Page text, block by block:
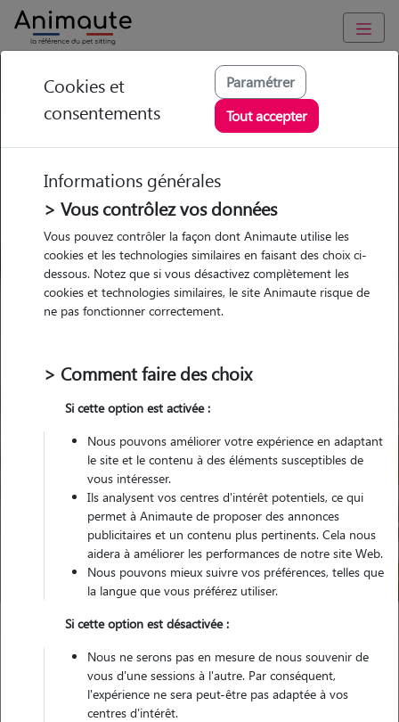
GARDE ANIMAUX à Saint-Chamas : Garde chien et chat en
famille ou à domicile, visites et promenades
Trouvez une garde animaux à
Saint-Chamas
Parmi nos 4 pet-sitters à Saint-
Chamas
Pour quel animal ?
Trouver mon Pet Sitter
Bouches-du-Rhône
Saint-Chamas
Cookies et
consentements
Paramétrer
Tout accepter
Informations générales
> Vous contrôlez vos données
Vous pouvez contrôler la façon dont Animaute utilise les
cookies et les technologies similaires en faisant des choix ci-
dessous. Notez que si vous désactivez complètement les
cookies et technologies similaires, le site Animaute risque de
ne pas fonctionner correctement.
> Comment faire des choix
Si cette option est activée :
Nous pouvons améliorer votre expérience en adaptant
le site et le contenu à des éléments susceptibles de
vous intéresser.
Ils analysent vos centres d'intérêt potentiels, ce qui
permet à Animaute de proposer des annonces
publicitaires et un contenu plus pertinents. Cela nous
aidera à améliorer les performances de notre site Web.
Nous pouvons mieux suivre vos préférences, telles que
la langue que vous préférez utiliser.
Si cette option est désactivée :
Nous ne serons pas en mesure de nous souvenir de
vous d'une sessions à l'autre. Par conséquent,
l'expérience ne sera peut-être pas adaptée à vos
centres d'intérêt.